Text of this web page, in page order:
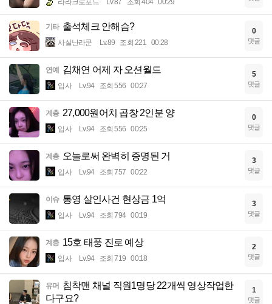
라라크로포드 Lv.87 조회 404 00:29
기타 출석체크 안해슴?
사실난라쿤 Lv.89 조회 221 00:28
0
댓글
연예 김채연 어제 자 오션월드
입사 Lv.94 조회 556 00:27
5
댓글
계층 27,000원어치 곱창 2인분 양
입사 Lv.94 조회 556 00:25
0
댓글
계층 오늘로써 완벽히 증명된 거
입사 Lv.94 조회 757 00:22
3
댓글
이슈 통영 살인사건 현상금 1억
입사 Lv.94 조회 794 00:19
3
댓글
계층 15호 태풍 진로 예상
입사 Lv.94 조회 719 00:18
2
댓글
유머 침착맨 채널 직원1명당 22개씩 영상작업한
다구요?
1
댓글